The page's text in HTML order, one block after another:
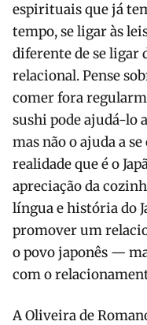
espirituais que já
tempo, se ligar às
diferente de se ligar
relacional. Pense
comer fora
sushi pode ajudá-lo
mas não o ajuda a
realidade que é o
apreciação da
língua e história do
promover um
o povo japonês —
com o
A Oliveira de